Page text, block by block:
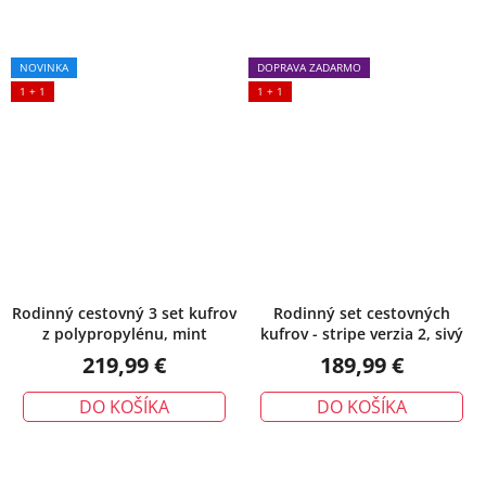
NOVINKA
1 + 1
Rodinný cestovný 3 set kufrov
z polypropylénu, mint
219,99 €
DO KOŠÍKA
DOPRAVA ZADARMO
1 + 1
Rodinný set cestovných
kufrov - stripe verzia 2, sivý
189,99 €
DO KOŠÍKA